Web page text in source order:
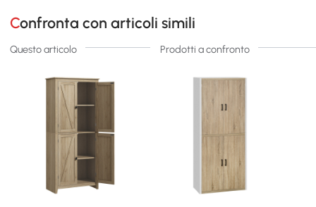
Confronta con articoli simili
Questo articolo Prodotti a confronto